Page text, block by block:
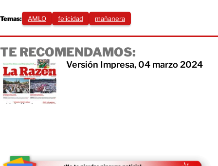
Temas: AMLO felicidad mañanera
TE RECOMENDAMOS:
Versión Impresa, 04 marzo 2024